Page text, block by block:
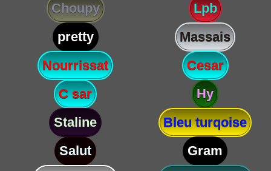
Choupy
Lpb
pretty
Massais
Nourrissat
Cesar
C sar
Hy
Staline
Bleu turqoise
Salut
Gram